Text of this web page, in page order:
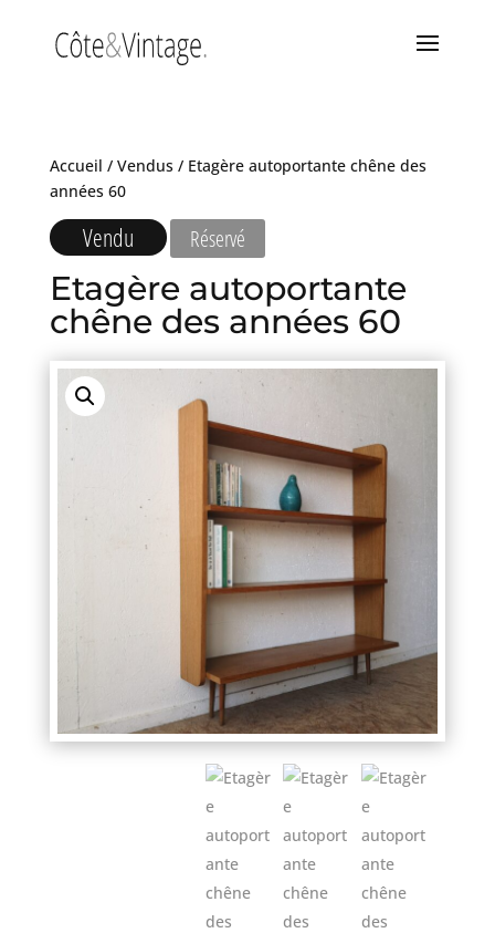
Accueil / Vendus/ Etagère autoportante chêne des
années 60
Vendu Réservé
Etagère autoportante
chêne des années 60